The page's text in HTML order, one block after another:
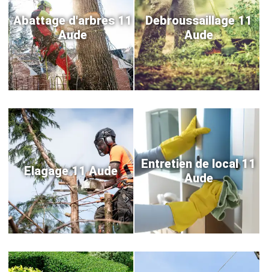
Abattage d'arbres 11
Aude
Debroussaillage 11
Aude
Elagage 11 Aude
Entretien de local 11
Aude